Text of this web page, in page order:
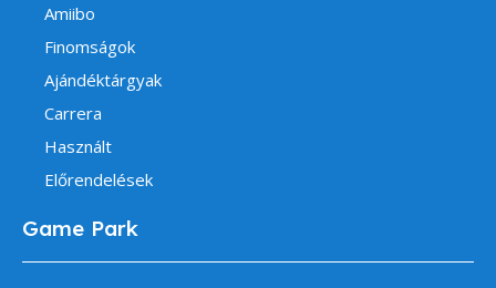
Amiibo
Finomságok
Ajándéktárgyak
Carrera
Használt
Előrendelések
Game Park